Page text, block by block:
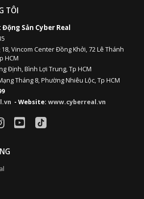
TÔI
Sản Cyber Real
18, Vincom Center Đồng Khởi, 72 Lê Thánh
HCM
Định,Bình Lợi Trung,Tp HCM
Tháng 8, Phường Nhiêu Lộc, Tp HCM
- Website: www.cyberreal.vn